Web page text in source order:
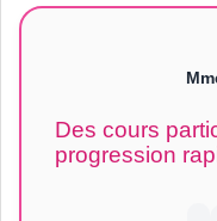
Des cours
progression